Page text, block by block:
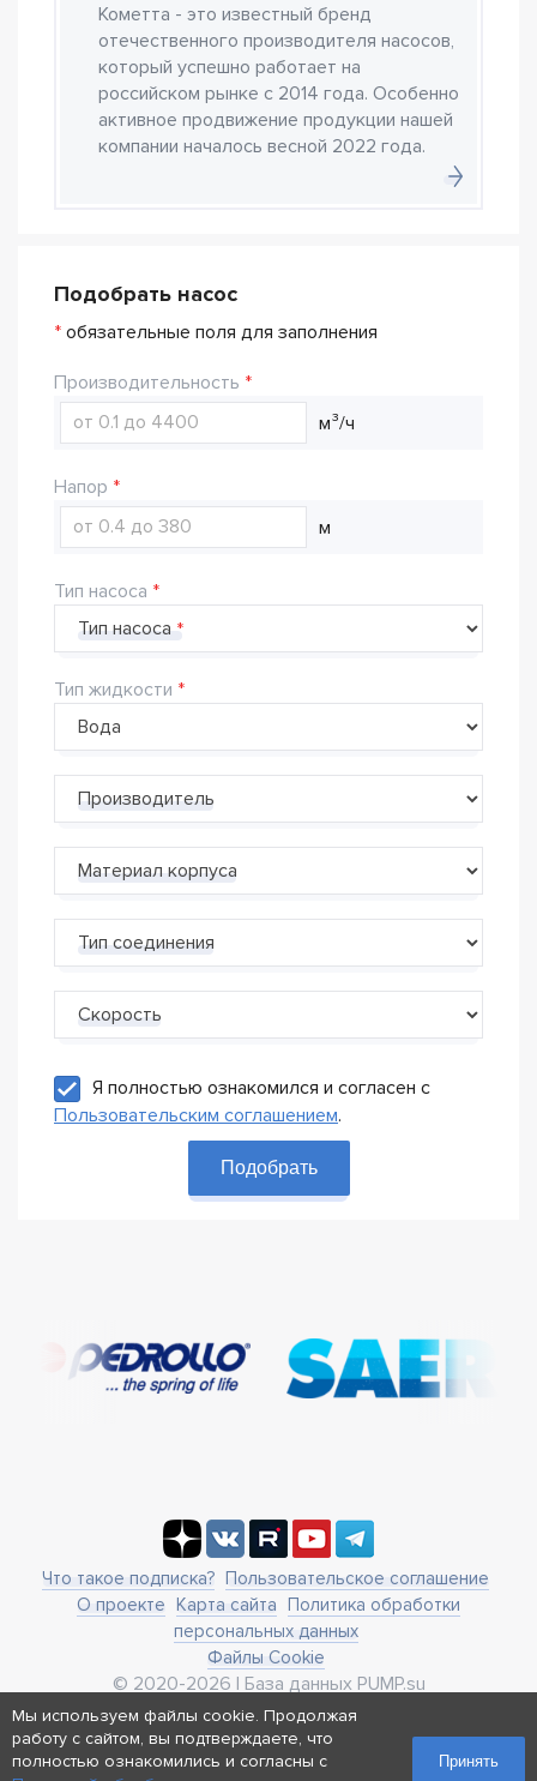
Кометта - это известный бренд
отечественного производителя насосов,
который успешно работает на
российском рынке с 2014 года. Особенно
активное продвижение продукции нашей
компании началось весной 2022 года.
Подобрать насос
* обязательные поля для заполнения
Производительность
м³/ч
Напор
м
Тип насоса
Тип насоса
Тип жидкости
Производитель
Материал корпуса
Тип соединения
Скорость
Я полностью ознакомился и согласен с
Пользовательским соглашением.
Подобрать
Что такое подписка? Пользовательское соглашение
О проекте Карта сайта Политика обработки
персональных данных
Файлы Cookie
© 2020-2026 | База данных PUMP.su
business@pump.su
г. Москва, ул. Ленинская Слобода 19
Реквизиты
Мы используем файлы cookie. Продолжая
работу с сайтом, вы подтверждаете, что
полностью ознакомились и согласны с
Принять